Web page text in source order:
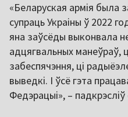
«Беларуская армія была
супраць Украіны ў 2022
яна заўсёды выконвала
адцягвальных манеўраў,
забеспячэння, ці
выведкі. І ўсё гэта
Федэрацыі», – падкрэсліў